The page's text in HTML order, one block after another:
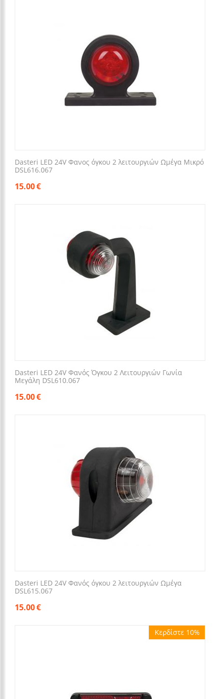
Dasteri LED 24V Φανος όγκου 2 λειτουργιών Ωμέγα Μικρό
DSL616.067
15.00€
Dasteri LED 24V Φανός Όγκου 2 Λειτουργιών Γωνία
Μεγάλη DSL610.067
15.00€
Dasteri LED 24V Φανός όγκου 2 λειτουργιών Ωμέγα
DSL615.067
15.00€
Κερδίστε 10%